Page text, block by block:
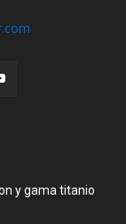
y gama titanio